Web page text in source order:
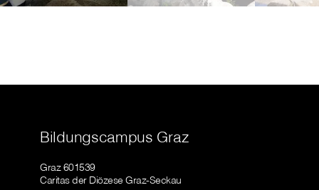
Bildungscampus Graz
Graz 601539
Caritas der Diözese Graz-Seckau